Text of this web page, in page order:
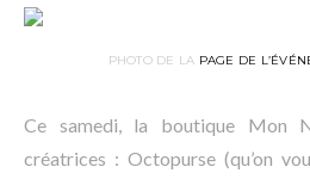
PHOTO DE LA PAGE DE
Ce samedi, la boutique Mon
créatrices : Octopurse (qu’on